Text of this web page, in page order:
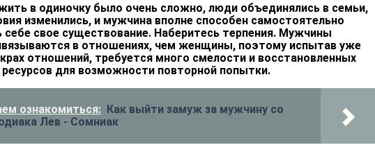
в одиночку было очень сложно, люди объединялись в семьи,
изменились, и мужчина вполне способен самостоятельно
себе свое существование. Наберитесь терпения. Мужчины
в отношениях, чем женщины, поэтому испытав уже
отношений, требуется много смелости и восстановленных
ресурсов для возможности повторной попытки.
ознакомиться: Как выйти замуж за мужчину со
Лев - Сомниак